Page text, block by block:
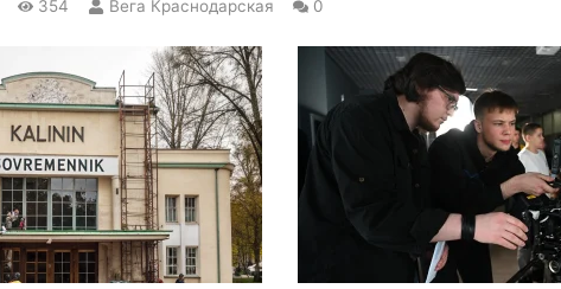
354 Вега Краснодарская 0